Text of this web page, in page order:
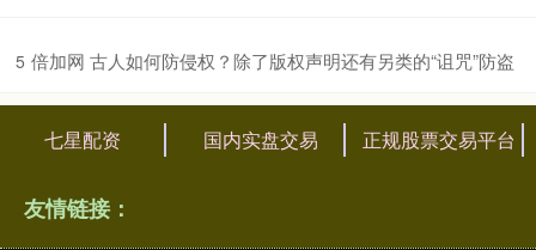
5 ​倍加网 古人如何防侵权？除了版权声明还有另类的“诅咒”防盗
七星配资 国内实盘交易 正规股票交易平台
友情链接：